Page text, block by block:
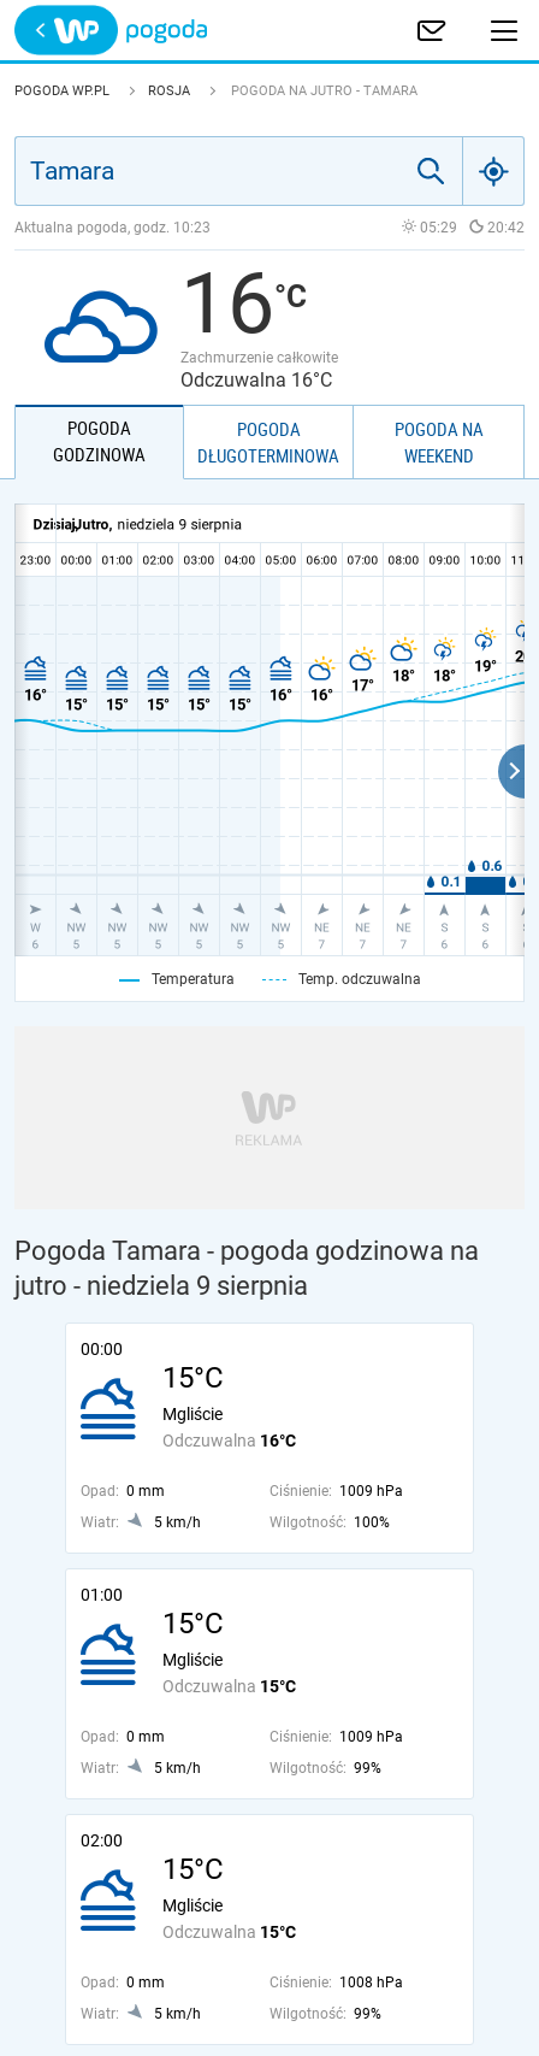
Trwa ładowanie
POLSKA
POGODA WP.PL ROSJA POGODA NA JUTRO - TAMARA
Aktualna pogoda, godz. 10:23 05:29 20:42
16
Zachmurzenie całkowite
Odczuwalna 16°C
POGODA
GODZINOWA
POGODA
DŁUGOTERMINOWA
POGODA NA
WEEKEND
Temperatura Temp. odczuwalna
Pogoda Tamara - pogoda godzinowa na
jutro - niedziela 9 sierpnia
00:00
15°C
Odczuwalna 16°C
Mgliście
Opad: 0 mm Ciśnienie: 1009 hPa
Wiatr:
5 km/h Wilgotność: 100%
01:00
15°C
Odczuwalna 15°C
Mgliście
Opad: 0 mm Ciśnienie: 1009 hPa
Wiatr:
5 km/h Wilgotność: 99%
02:00
15°C
Odczuwalna 15°C
Mgliście
Opad: 0 mm Ciśnienie: 1008 hPa
Wiatr:
5 km/h Wilgotność: 99%